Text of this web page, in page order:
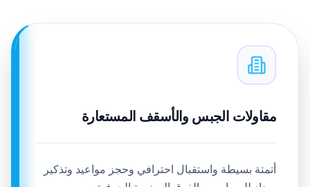
مقاولات الجبس والأسقف المستعارة
أتمتة بسيطة واستقبال احترافي وحجز مواعيد وتذكير